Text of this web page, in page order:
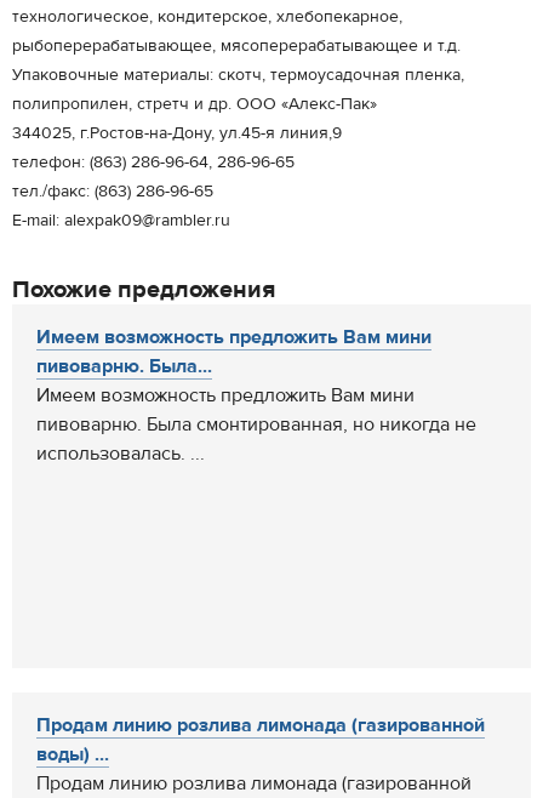
технологическое, кондитерское, хлебопекарное,
рыбоперерабатывающее, мясоперерабатывающее и т.д.
Упаковочные материалы: скотч, термоусадочная пленка,
полипропилен, стретч и др. ООО «Алекс-Пак»
344025, г.Ростов-на-Дону, ул.45-я линия,9
телефон: (863) 286-96-64, 286-96-65
тел./факс: (863) 286-96-65
Е-mail: alexpak09@rambler.ru
Похожие предложения
Имеем возможность предложить Вам мини
пивоварню. Была...
Имеем возможность предложить Вам мини
пивоварню. Была смонтированная, но никогда не
использовалась. ...
Продам линию розлива лимонада (газированной
воды) ...
Продам линию розлива лимонада (газированной